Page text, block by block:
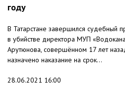
году
В Татарстане завершился судебный
в убийстве директора МУП
Арутюнова, совершённом 17 лет
назначено наказание на срок...
28.06.2021 16:00